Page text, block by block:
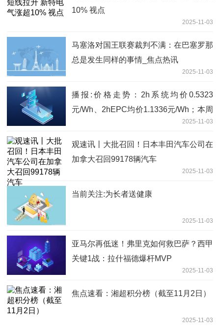
10% 视点
2025-11-03
马塞洛对国王联赛裁判不满：在巴塞罗那
总是发生同样的事情_焦点热讯
2025-11-03
播报:价格走势：2h系统均价0.5323
元/Wh、2hEPC均价1.1336元/Wh；本周
13.5GWh储能招中标项目【储能·周分
析】
2025-11-03
观速讯丨大批召回！日本丰田汽车公司在
加拿大召回99178辆汽车
2025-11-03
当前关注:为长者送健康
2025-11-03
亚马尔再低迷！弗里克如何救巴萨？西甲
关键1战：拉什福德爆杆MVP
2025-11-03
焦点速看：湘超积分榜（截至11月2日）
2025-11-03